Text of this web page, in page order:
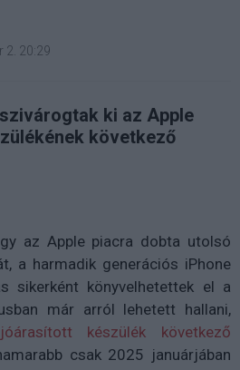
2. 20:29
ki az Apple
következő
az Apple piacra dobta utolsó
a harmadik generációs iPhone
sikerként könyvelhetettek el a
már arról lehetett hallani,
készülék következő
csak 2025 januárjában